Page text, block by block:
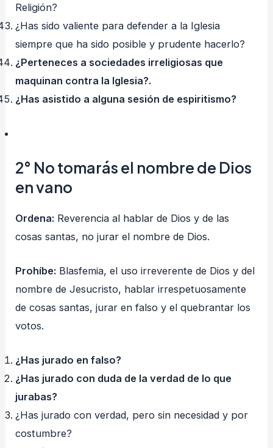
Religión?
¿Has sido valiente para defender a la Iglesia
siempre que ha sido posible y prudente hacerlo?
¿Perteneces a sociedades irreligiosas que
maquinan contra la Iglesia?.
¿Has asistido a alguna sesión de espiritismo?
2° No tomarás el nombre de Dios
en vano
Ordena: Reverencia al hablar de Dios y de las
cosas santas, no jurar el nombre de Dios.
Prohíbe: Blasfemia, el uso irreverente de Dios y del
nombre de Jesucristo, hablar irrespetuosamente
de cosas santas, jurar en falso y el quebrantar los
votos.
¿Has jurado en falso?
¿Has jurado con duda de la verdad de lo que
jurabas?
¿Has jurado con verdad, pero sin necesidad y por
costumbre?